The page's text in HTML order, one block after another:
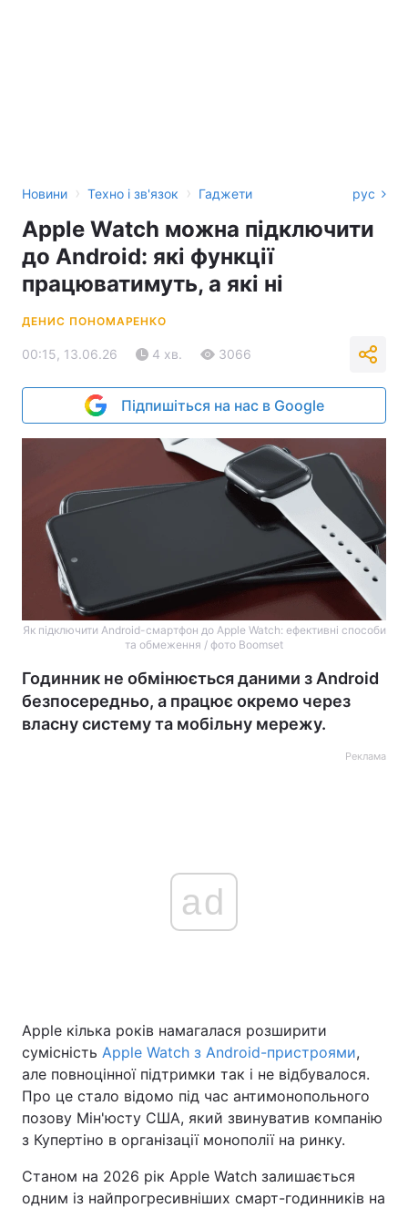
Новини › Техно і зв'язок › Гаджети рус
Apple Watch можна підключити
до Android: які функції
працюватимуть, а які ні
ДЕНИС ПОНОМАРЕНКО
00:15, 13.06.26 4 хв. 3066
Підпишіться на нас в Google
Як підключити Android-смартфон до Apple Watch: ефективні способи
та обмеження / фото Boomset
Годинник не обмінюється даними з Android
безпосередньо, а працює окремо через
власну систему та мобільну мережу.
Реклама
ad
Apple кілька років намагалася розширити
сумісність Apple Watch з Android-пристроями,
але повноцінної підтримки так і не відбувалося.
Про це стало відомо під час антимонопольного
позову Мін'юсту США, який звинуватив компанію
з Купертіно в організації монополії на ринку.
Станом на 2026 рік Apple Watch залишається
одним із найпрогресивніших смарт-годинників на